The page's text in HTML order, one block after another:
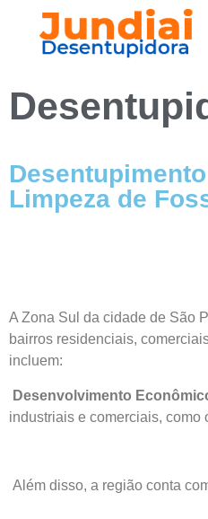
Limpeza de
A Zona Sul da cidade de São
bairros residenciais,
incluem:
Desenvolvimento
industriais e comerciais, como
Além disso, a região conta